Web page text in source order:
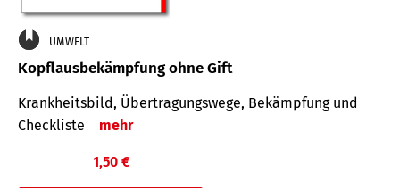
UMWELT
Kopflausbekämpfung ohne Gift
Krankheits­bild, Übertra­gungs­wege, Bekämpfung und
Check­liste
mehr
1,50 €